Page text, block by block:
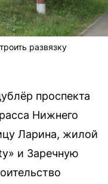
развязку
проспекта
Нижнего
Ларина, жилой
и Заречную